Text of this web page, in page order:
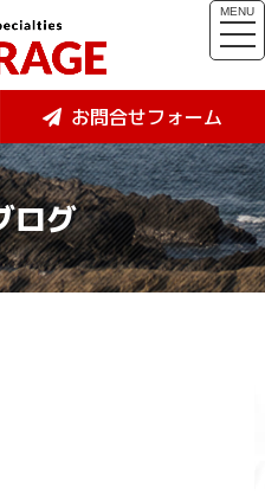
お問合せフォーム
MENU
ログ